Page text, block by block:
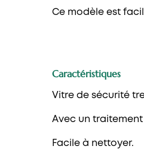
Ce modèle est
Caractéristiques
Vitre de sécurité
Avec un
Facile à nettoyer.